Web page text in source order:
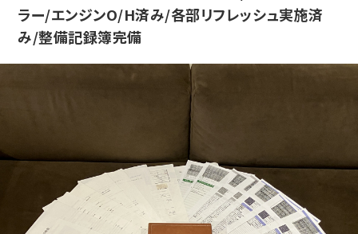
ラー/エンジンO/H済み/各部リフレッシュ実施済
み/整備記録簿完備